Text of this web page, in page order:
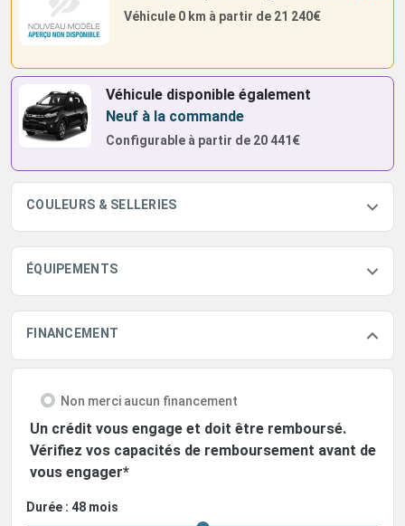
Véhicule 0 km à partir de 21 240€
Véhicule disponible également
Neuf à la commande
Configurable à partir de20 441€
COULEURS & SELLERIES
ÉQUIPEMENTS
FINANCEMENT
Non merci aucun financement
Un crédit vous engage et doit être remboursé.
Vérifiez vos capacités de remboursement avant de
vous engager*
Durée : 48 mois